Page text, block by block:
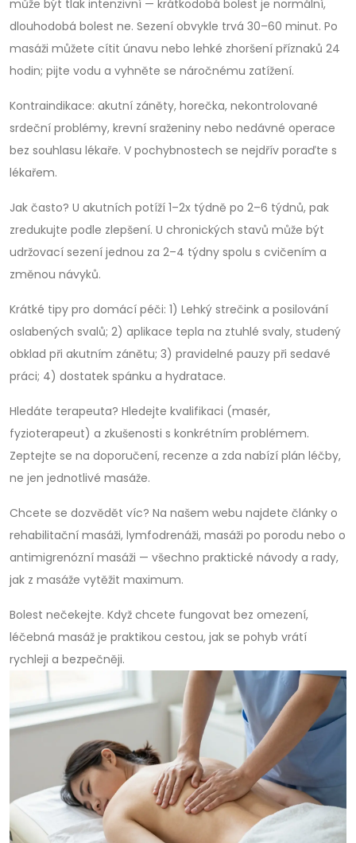
může být tlak intenzivní — krátkodobá bolest je normální,
dlouhodobá bolest ne. Sezení obvykle trvá 30–60 minut. Po
masáži můžete cítit únavu nebo lehké zhoršení příznaků 24
hodin; pijte vodu a vyhněte se náročnému zatížení.
Kontraindikace: akutní záněty, horečka, nekontrolované
srdeční problémy, krevní sraženiny nebo nedávné operace
bez souhlasu lékaře. V pochybnostech se nejdřív poraďte s
lékařem.
Jak často? U akutních potíží 1–2x týdně po 2–6 týdnů, pak
zredukujte podle zlepšení. U chronických stavů může být
udržovací sezení jednou za 2–4 týdny spolu s cvičením a
změnou návyků.
Krátké tipy pro domácí péči: 1) Lehký strečink a posilování
oslabených svalů; 2) aplikace tepla na ztuhlé svaly, studený
obklad při akutním zánětu; 3) pravidelné pauzy při sedavé
práci; 4) dostatek spánku a hydratace.
Hledáte terapeuta? Hledejte kvalifikaci (masér,
fyzioterapeut) a zkušenosti s konkrétním problémem.
Zeptejte se na doporučení, recenze a zda nabízí plán léčby,
ne jen jednotlivé masáže.
Chcete se dozvědět víc? Na našem webu najdete články o
rehabilitační masáži, lymfodrenáži, masáži po porodu nebo o
antimigrenózní masáži — všechno praktické návody a rady,
jak z masáže vytěžit maximum.
Bolest nečekejte. Když chcete fungovat bez omezení,
léčebná masáž je praktikou cestou, jak se pohyb vrátí
rychleji a bezpečněji.